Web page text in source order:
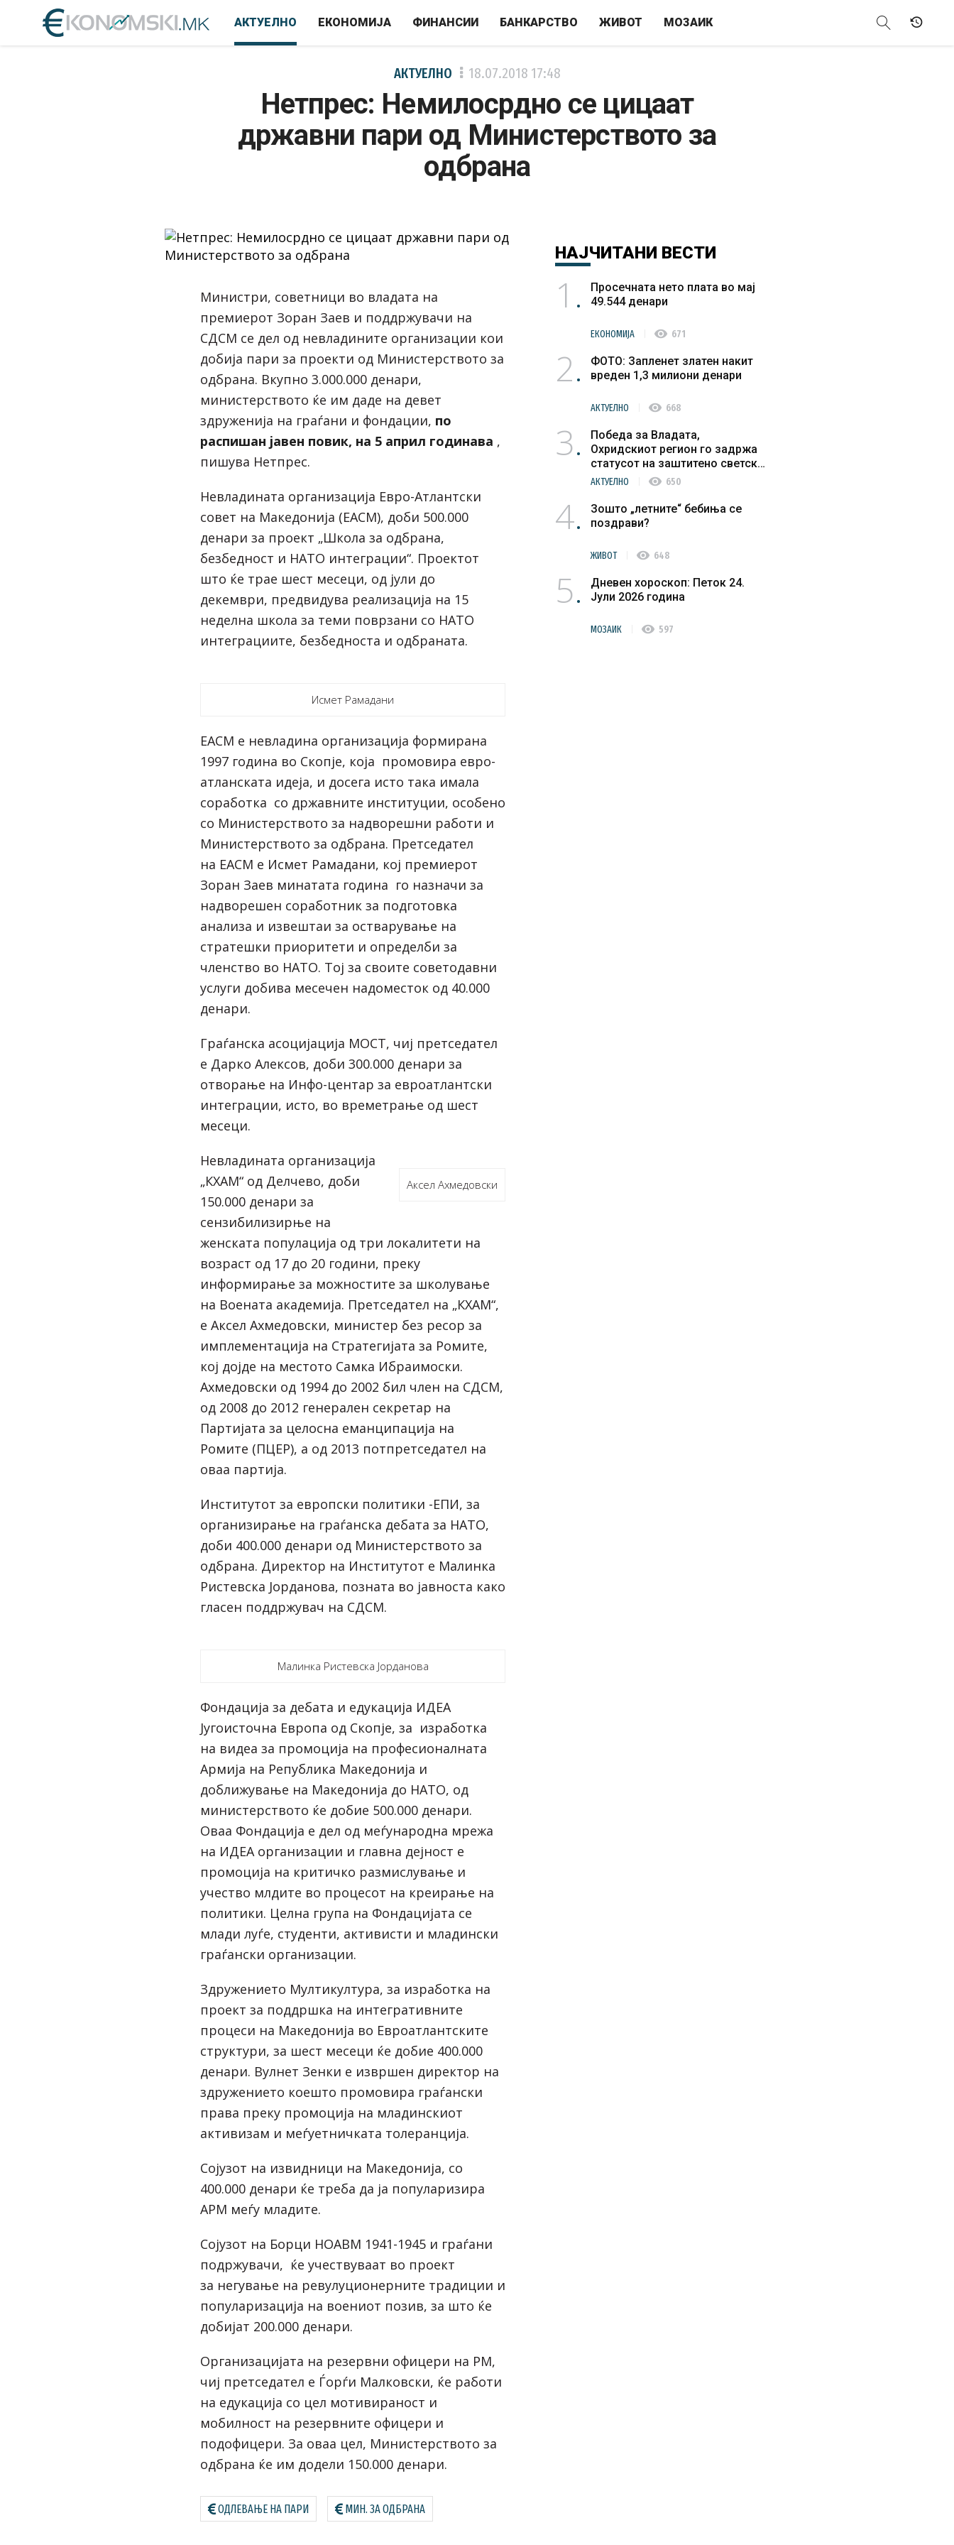
АКТУЕЛНО ЕКОНОМИЈА ФИНАНСИИ БАНКАРСТВО ЖИВОТ МОЗАИК
АКТУЕЛНО 18.07.2018 17:48
Нетпрес: Немилосрдно се цицаат
државни пари од Министерството за
одбрана
Министри, советници во владата на
премиерот Зоран Заев и поддржувачи на
СДСМ се дел од невладините организации кои
добија пари за проекти од Министерството за
одбрана. Вкупно 3.000.000 денари,
министерството ќе им даде на девет
здруженија на граѓани и фондации, по
распишан јавен повик, на 5 април годинава ,
пишува Нетпрес.
Невладината организација Евро-Атлантски
совет на Македонија (ЕАСМ), доби 500.000
денари за проект „Школа за одбрана,
безбедност и НАТО интеграции“. Проектот
што ќе трае шест месеци, од јули до
декември, предвидува реализација на 15
неделна школа за теми поврзани со НАТО
интеграциите, безбедноста и одбраната.
Исмет Рамадани
ЕАСМ е невладина организација формирана
1997 година во Скопје, која промовира евро-
атланската идеја, и досега исто така имала
соработка со државните институции, особено
со Министерството за надворешни работи и
Министерството за одбрана. Претседател
на ЕАСМ е Исмет Рамадани, кој премиерот
Зоран Заев минатата година го назначи за
надворешен соработник за подготовка
анализа и извештаи за остварување на
стратешки приоритети и определби за
членство во НАТО. Тој за своите советодавни
услуги добива месечен надоместок од 40.000
денари.
Граѓанска асоцијација МОСТ, чиј претседател
е Дарко Алексов, доби 300.000 денари за
отворање на Инфо-центар за евроатлантски
интеграции, исто, во времетрање од шест
месеци.
Аксел Ахмедовски
Невладината организација
„КХАМ“ од Делчево, доби
150.000 денари за
сензибилизирње на
женската популација од три локалитети на
возраст од 17 до 20 години, преку
информирање за можностите за школување
на Воената академија. Претседател на „КХАМ“,
е Аксел Ахмедовски, министер без ресор за
имплементација на Стратегијата за Ромите,
кој дојде на местото Самка Ибраимоски.
Ахмедовски од 1994 до 2002 бил член на СДСМ,
од 2008 до 2012 генерален секретар на
Партијата за целосна еманципација на
Ромите (ПЦЕР), а од 2013 потпретседател на
оваа партија.
Институтот за европски политики -ЕПИ, за
организирање на граѓанска дебата за НАТО,
доби 400.000 денари од Министерството за
одбрана. Директор на Институтот е Малинка
Ристевска Јорданова, позната во јавноста како
гласен поддржувач на СДСМ.
Малинка Ристевска Јорданова
Фондација за дебата и едукација ИДЕА
Југоисточна Европа од Скопје, за изработка
на видеа за промоција на професионалната
Армија на Република Македонија и
доближување на Македонија до НАТО, од
министерството ќе добие 500.000 денари.
Оваа Фондација е дел од меѓународна мрежа
на ИДЕА организации и главна дејност е
промоција на критичко размислување и
учество млдите во процесот на креирање на
политики. Целна група на Фондацијата се
млади луѓе, студенти, активисти и младински
граѓански организации.
Здружението Мултикултура, за изработка на
проект за поддршка на интегративните
процеси на Македонија во Евроатлантските
структури, за шест месеци ќе добие 400.000
денари. Вулнет Зенки е извршен директор на
здружението коешто промовира граѓански
права преку промоција на младинскиот
активизам и меѓуетничката толеранција.
Сојузот на извидници на Македонија, со
400.000 денари ќе треба да ја популаризира
АРМ меѓу младите.
Сојузот на Борци НОАВМ 1941-1945 и граѓани
подржувачи, ќе учествуваат во проект
за негување на ревулуционерните традиции и
популаризација на воениот позив, за што ќе
добијат 200.000 денари.
Организацијата на резервни офицери на РМ,
чиј претседател е Ѓорѓи Малковски, ќе работи
на едукација со цел мотивираност и
мобилност на резервните офицери и
подофицери. За оваа цел, Министерството за
одбрана ќе им додели 150.000 денари.
ОДЛЕВАЊЕ НА ПАРИ МИН. ЗА ОДБРАНА
НАЈЧИТАНИ ВЕСТИ
1
Просечната нето плата во мај
49.544 денари
ЕКОНОМИЈА visibility 671
2
ФОТО: Запленет златен накит
вреден 1,3 милиони денари
АКТУЕЛНО visibility 668
3
Победа за Владата,
Охридскиот регион го задржа
статусот на заштитено светско
културно наследство
АКТУЕЛНО visibility 650
4
Зошто „летните“ бебиња се
поздрави?
ЖИВОТ visibility 648
5
Дневен хороскоп: Петок 24.
Јули 2026 година
МОЗАИК visibility 597